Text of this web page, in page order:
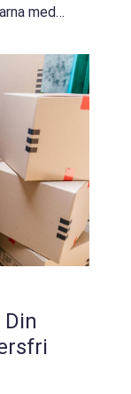
med